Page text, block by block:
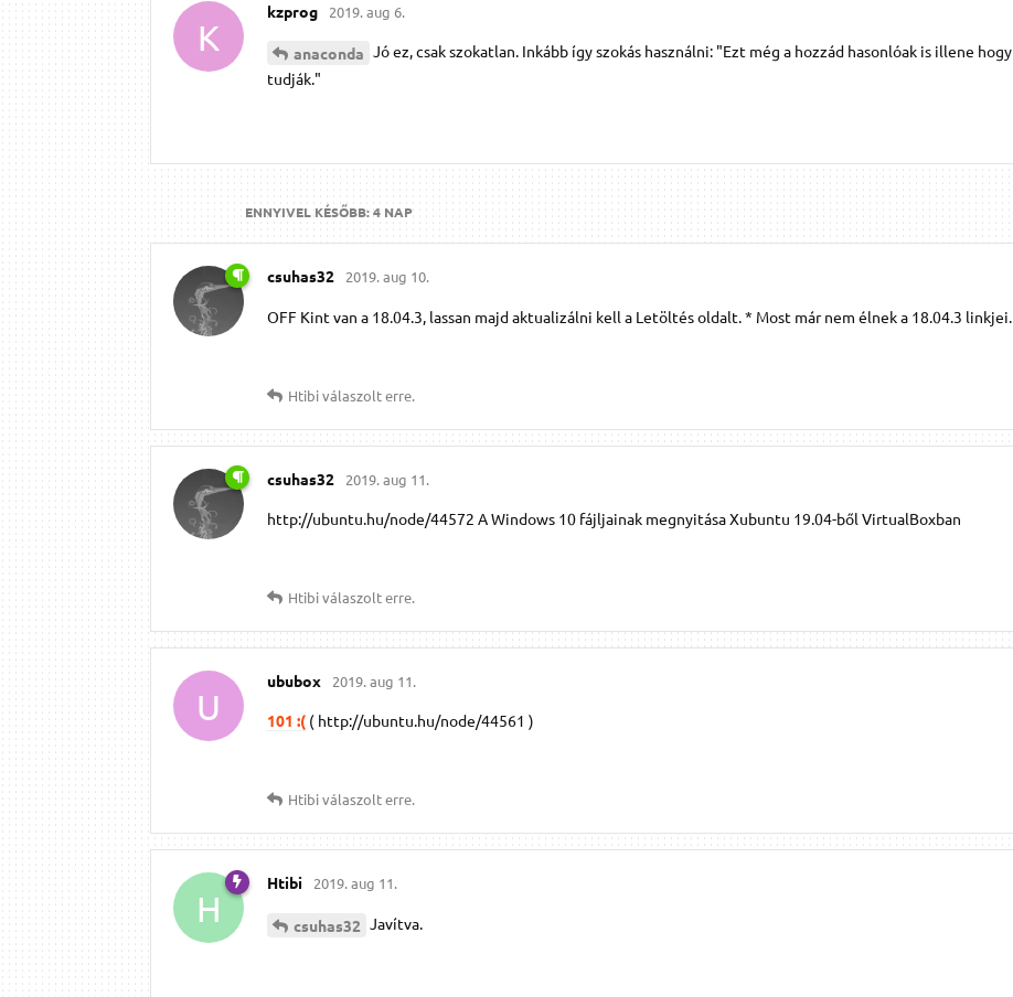
K
kzprog 2019. aug 6.
anaconda Jó ez, csak szokatlan. Inkább így szokás használni: "Ezt még a hozzád hasonlóak is illene hogy
tudják."
ENNYIVEL KÉSŐBB:4 NAP
csuhas32 2019. aug 10.
OFF Kint van a 18.04.3, lassan majd aktualizálni kell a Letöltés oldalt. * Most már nem élnek a 18.04.3 linkjei.
Htibiválaszolt erre.
csuhas32 2019. aug 11.
http://ubuntu.hu/node/44572 A Windows 10 fájljainak megnyitása Xubuntu 19.04-ből VirtualBoxban
Htibiválaszolt erre.
U
ububox 2019. aug 11.
101 :( ( http://ubuntu.hu/node/44561 )
Htibiválaszolt erre.
H
Htibi 2019. aug 11.
csuhas32 Javítva.